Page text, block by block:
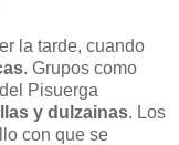
la tarde, cuando
. Grupos como
Pisuerga
y dulzainas. Los
con que se